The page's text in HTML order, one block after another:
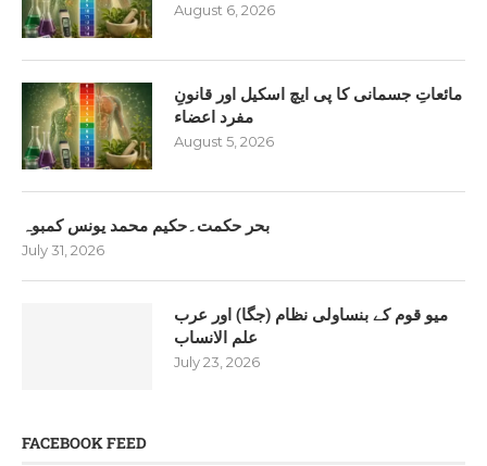
August 6, 2026
مائعاتِ جسمانی کا پی ایچ اسکیل اور قانونِ
مفرد اعضاء
August 5, 2026
بحر حکمت۔حکیم محمد یونس کمبوہ
July 31, 2026
میو قوم کے بنساولی نظام (جگا) اور عرب
علم الانساب
July 23, 2026
FACEBOOK FEED